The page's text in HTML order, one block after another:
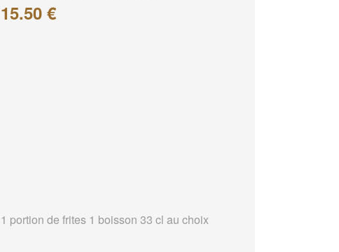
15.50 €
1 portion de frites 1 boisson 33 cl au choix